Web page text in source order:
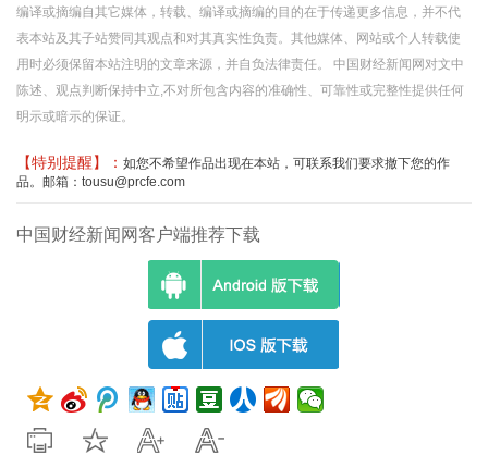
编译或摘编自其它媒体，转载、编译或摘编的目的在于传递更多信息，并不代
表本站及其子站赞同其观点和对其真实性负责。其他媒体、网站或个人转载使
用时必须保留本站注明的文章来源，并自负法律责任。 中国财经新闻网对文中
陈述、观点判断保持中立,不对所包含内容的准确性、可靠性或完整性提供任何
明示或暗示的保证。
【特别提醒】： 如您不希望作品出现在本站，可联系我们要求撤下您的作
品。邮箱：tousu@prcfe.com
中国财经新闻网客户端推荐下载